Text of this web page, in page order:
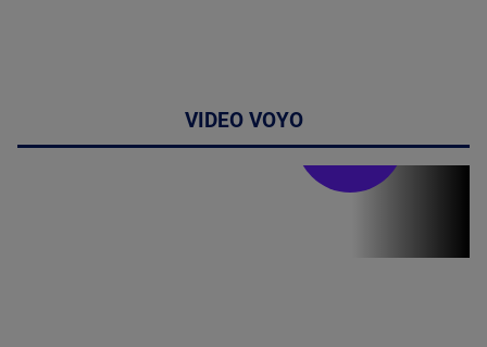
VIDEO VOYO